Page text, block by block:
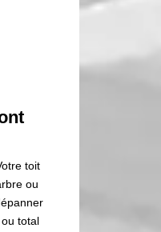
toit
ou
total